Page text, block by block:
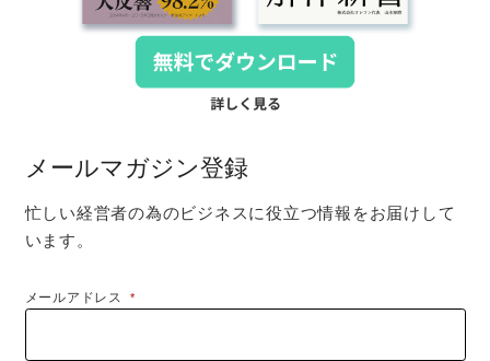
メールマガジン登録
忙しい経営者の為のビジネスに役立つ情報をお届けして
います。
メールアドレス*